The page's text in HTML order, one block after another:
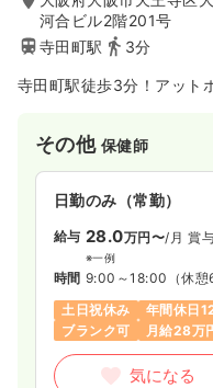
河合ビル2階201号
寺田町駅
3分
寺田町駅徒歩3分！アット
その他 保健師
日勤のみ（常勤）
給与 28.0万円〜/月 賞
※一例
時間 9:00～18:00 （休
土日祝休み
年間休日
ブランク可
月給28万
気になる